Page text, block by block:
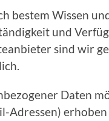
bestem Wissen
und
sind wir
Daten
Adressen)